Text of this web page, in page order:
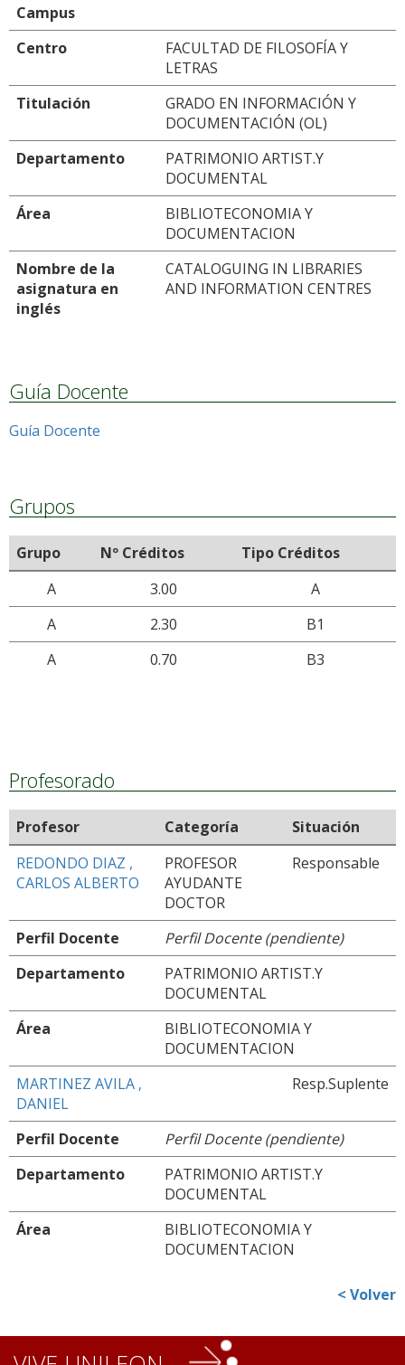
Campus
Centro
FACULTAD DE FILOSOFÍA Y
LETRAS
Titulación
GRADO EN INFORMACIÓN Y
DOCUMENTACIÓN (OL)
Departamento
PATRIMONIO ARTIST.Y
DOCUMENTAL
Área
BIBLIOTECONOMIA Y
DOCUMENTACION
Nombre de la
asignatura en
inglés
CATALOGUING IN LIBRARIES
AND INFORMATION CENTRES
Guía Docente
Guía Docente
Grupos
Grupo Nº Créditos
Tipo Créditos
A
3.00
A
A
2.30
B1
A
0.70 B3
Profesorado
Profesor Categoría
Situación
REDONDO DIAZ ,
CARLOS ALBERTO
PROFESOR
AYUDANTE
DOCTOR
Responsable
Perfil Docente
Perfil Docente (pendiente)
Departamento
PATRIMONIO ARTIST.Y
DOCUMENTAL
Área
BIBLIOTECONOMIA Y
DOCUMENTACION
MARTINEZ AVILA ,
DANIEL
Resp.Suplente
Perfil Docente
Perfil Docente (pendiente)
Departamento
PATRIMONIO ARTIST.Y
DOCUMENTAL
Área
BIBLIOTECONOMIA Y
DOCUMENTACION
< Volver